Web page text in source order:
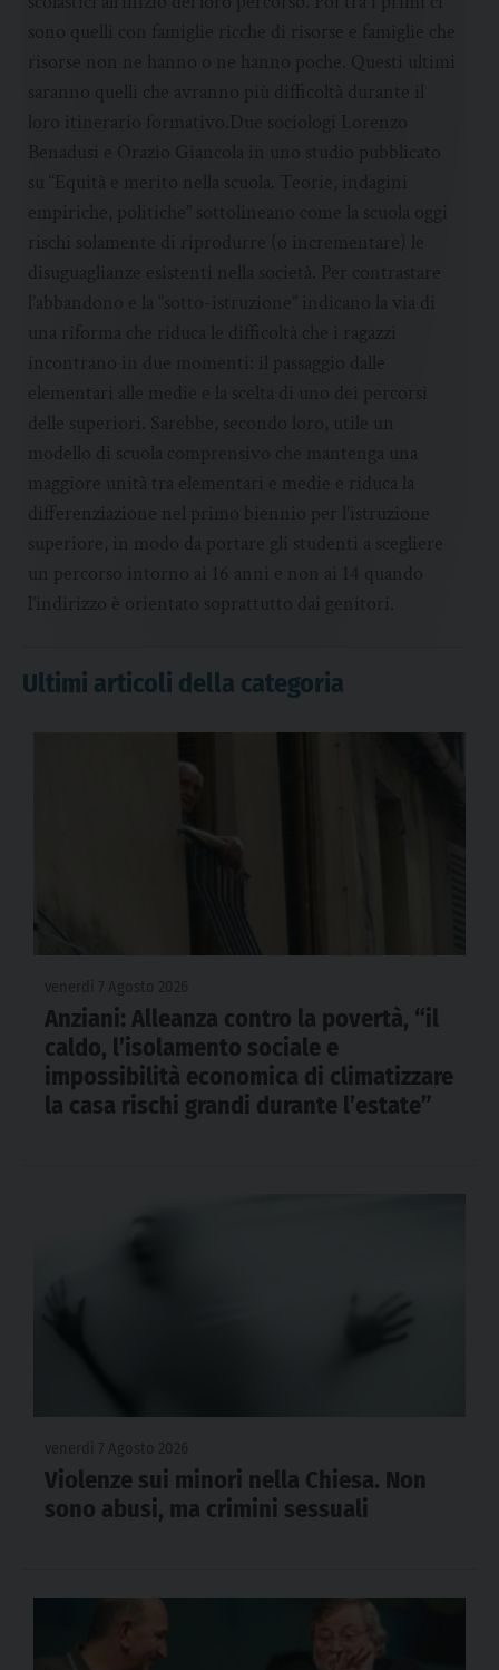
Benadusi e Orazio Giancola in uno studio pubblicato
su “Equità e merito nella scuola. Teorie, indagini
empiriche, politiche” sottolineano come la scuola oggi
rischi solamente di riprodurre (o incrementare) le
disuguaglianze esistenti nella società. Per contrastare
l’abbandono e la “sotto-istruzione” indicano la via di
una riforma che riduca le difficoltà che i ragazzi
incontrano in due momenti: il passaggio dalle
elementari alle medie e la scelta di uno dei percorsi
delle superiori. Sarebbe, secondo loro, utile un
modello di scuola comprensivo che mantenga una
maggiore unità tra elementari e medie e riduca la
differenziazione nel primo biennio per l’istruzione
superiore, in modo da portare gli studenti a scegliere
un percorso intorno ai 16 anni e non ai 14 quando
l’indirizzo è orientato soprattutto dai genitori.
Ultimi articoli della categoria
Anziani: Alleanza contro la povertà, “il
caldo, l’isolamento sociale e
impossibilità economica di climatizzare
la casa rischi grandi durante l’estate”
Violenze sui minori nella Chiesa. Non
sono abusi, ma crimini sessuali